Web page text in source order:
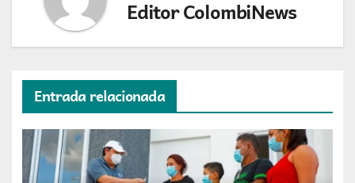
Editor ColombiNews
Entrada relacionada